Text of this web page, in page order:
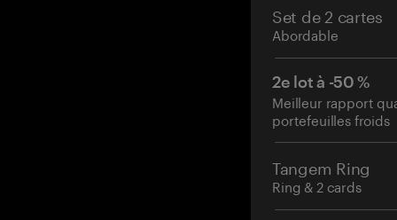
Set de 2 cartes
Abordable
2e lot à -50 %
Meilleur rapport
portefeuilles froids
Tangem Ring
Ring & 2 cards